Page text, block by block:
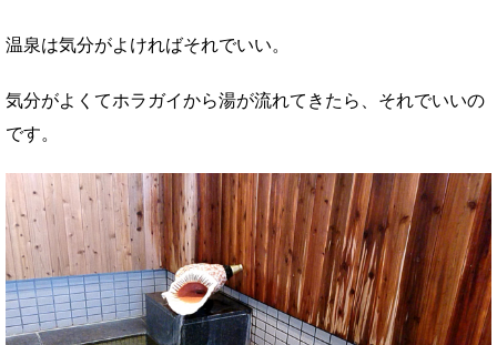
温泉は気分がよければそれでいい。
気分がよくてホラガイから湯が流れてきたら、それでいいの
です。